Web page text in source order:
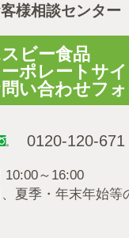
様相談センター
ビー食品
ポレートサイ
い合わせフ
0120-120-671
10:00～16:00
、夏季・年末年始等